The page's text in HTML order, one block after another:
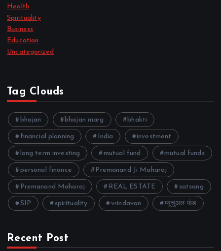
Health
Spirituality
Business
Education
Uncategorized
Tag Clouds
bhajan bhajan marg bhakti
financial planning India investment
long term investing mutual fund mutual funds
personal finance Premanand Ji Maharaj
Premanand Maharaj REAL ESTATE satsang
SIP spirituality vrindavan म्यूचुअल फंड
Recent Post